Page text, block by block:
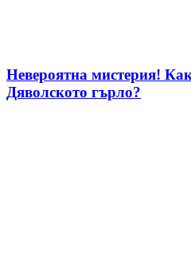
Невероятна мистерия!
Дяволското гърло?